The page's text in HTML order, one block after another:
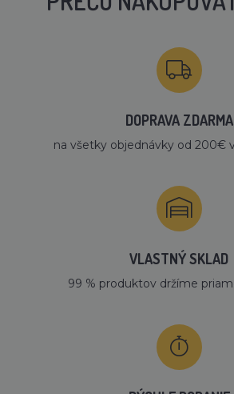
DOPRAVA ZDARMA
na všetky objednávky od 200€
VLASTNÝ SKLAD
99 % produktov držíme